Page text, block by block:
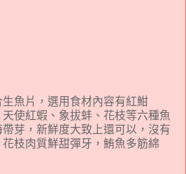
魚片，選用食材內容有紅魽
天使紅蝦、象拔蚌、花枝等六種魚
芽，新鮮度大致上還可以，沒有
枝肉質鮮甜彈牙，鮪魚多筋綿